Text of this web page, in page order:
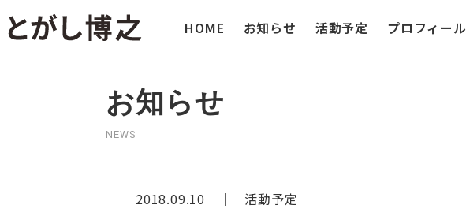
HOME お知らせ 活動予定 プロフィール
お知らせ
NEWS
2018.09.10 ｜ 活動予定